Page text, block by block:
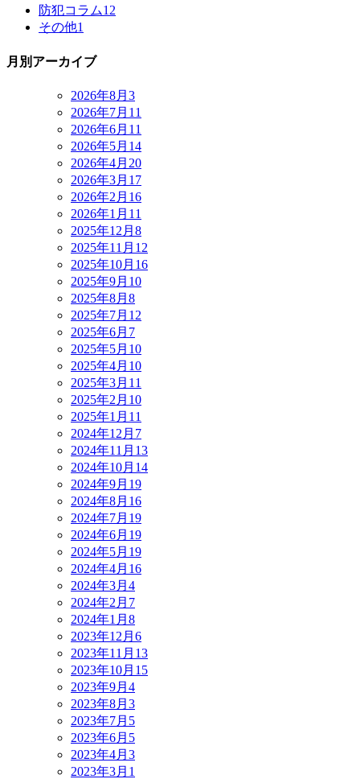
防犯コラム12
その他1
月別アーカイブ
2026年8月 3
2026年7月 11
2026年6月 11
2026年5月 14
2026年4月 20
2026年3月 17
2026年2月 16
2026年1月 11
2025年12月 8
2025年11月 12
2025年10月 16
2025年9月 10
2025年8月 8
2025年7月 12
2025年6月 7
2025年5月 10
2025年4月 10
2025年3月 11
2025年2月 10
2025年1月 11
2024年12月 7
2024年11月 13
2024年10月 14
2024年9月 19
2024年8月 16
2024年7月 19
2024年6月 19
2024年5月 19
2024年4月 16
2024年3月 4
2024年2月 7
2024年1月 8
2023年12月 6
2023年11月 13
2023年10月 15
2023年9月 4
2023年8月 3
2023年7月 5
2023年6月 5
2023年4月 3
2023年3月 1